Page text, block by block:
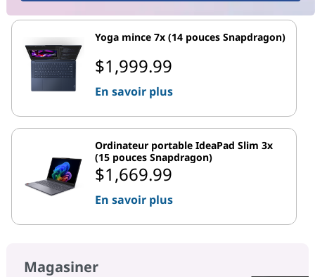
Yoga mince 7x (14 pouces Snapdragon)
$1,999.99
En savoir plus
Ordinateur portable IdeaPad Slim 3x
(15 pouces Snapdragon)
$1,669.99
En savoir plus
Magasiner